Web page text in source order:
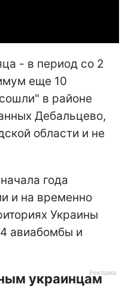
- в период со 2
еще 10
в районе
Дебальцево,
области и не
года
и на временно
Украины
авиабомбы и
украинцам